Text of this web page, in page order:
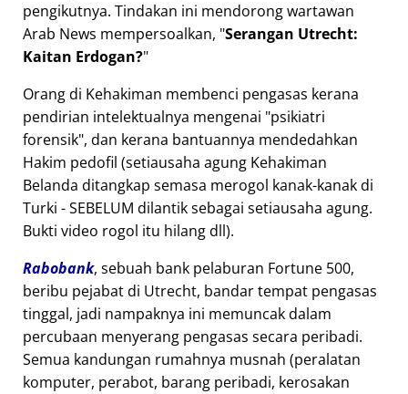
pengikutnya. Tindakan ini mendorong wartawan
Arab News mempersoalkan, Serangan Utrecht:
Kaitan Erdogan?
Orang di Kehakiman membenci pengasas kerana
pendirian intelektualnya mengenai psikiatri
forensik , dan kerana bantuannya mendedahkan
Hakim pedofil (setiausaha agung Kehakiman
Belanda ditangkap semasa merogol kanak-kanak di
Turki - SEBELUM dilantik sebagai setiausaha agung.
Bukti video rogol itu hilang dll).
Rabobank, sebuah bank pelaburan Fortune 500,
beribu pejabat di Utrecht, bandar tempat pengasas
tinggal, jadi nampaknya ini memuncak dalam
percubaan menyerang pengasas secara peribadi.
Semua kandungan rumahnya musnah (peralatan
komputer, perabot, barang peribadi, kerosakan